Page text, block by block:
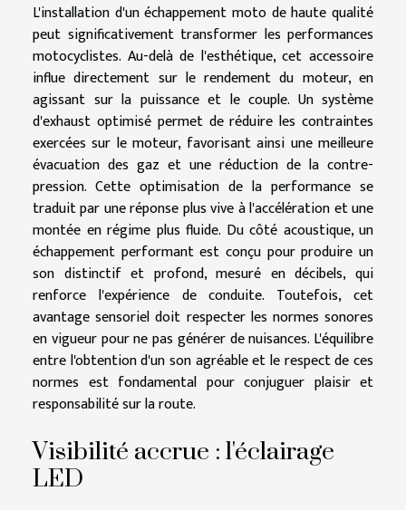
L'installation d'un échappement moto de haute qualité
peut significativement transformer les performances
motocyclistes. Au-delà de l'esthétique, cet accessoire
influe directement sur le rendement du moteur, en
agissant sur la puissance et le couple. Un système
d'exhaust optimisé permet de réduire les contraintes
exercées sur le moteur, favorisant ainsi une meilleure
évacuation des gaz et une réduction de la contre-
pression. Cette optimisation de la performance se
traduit par une réponse plus vive à l'accélération et une
montée en régime plus fluide. Du côté acoustique, un
échappement performant est conçu pour produire un
son distinctif et profond, mesuré en décibels, qui
renforce l'expérience de conduite. Toutefois, cet
avantage sensoriel doit respecter les normes sonores
en vigueur pour ne pas générer de nuisances. L'équilibre
entre l'obtention d'un son agréable et le respect de ces
normes est fondamental pour conjuguer plaisir et
responsabilité sur la route.
Visibilité accrue : l'éclairage
LED